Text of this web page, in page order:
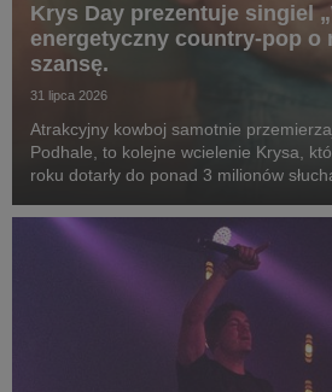
Krys Day prezentuje singiel
energetyczny country-pop o
szansę.
31 lipca 2026
Atrakcyjny kowboj samotnie
Podhale, to kolejne wcielenie Krysa,
roku dotarły do ponad 3 milionów
reżyserów.